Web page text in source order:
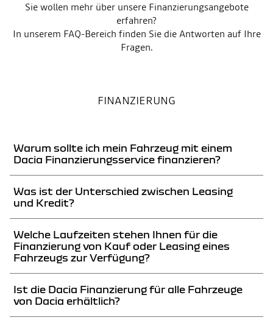
Sie wollen mehr über unsere Finanzierungsangebote
erfahren?
In unserem FAQ-Bereich finden Sie die Antworten auf Ihre
Fragen.
FINANZIERUNG
Warum sollte ich mein Fahrzeug mit einem
Dacia Finanzierungsservice finanzieren?
Mit unseren Krediten und Leasingangeboten bieten wir eine breite
Palette an Finanzierungslösungen für jede Situation an. Besuchen Sie
einen Händler in Ihrer Nähe. Unsere kompetenten Berater helfen Ihnen
Was ist der Unterschied zwischen Leasing
und Kredit?
Mit dem Renault Fahrzeugkredit werden Sie Eigentümer Ihres
Fahrzeuges. Mit einem Leasing zahlen Sie nur für die Nutzung des
Fahrzeuges. Zusätzlich können Sie beim Leasing einen erweiterten
Vertrag abschliessen, der alles abdeckt inklusive Autoversicherung oder
Wartung.
Welche Laufzeiten stehen Ihnen für die
Finanzierung von Kauf oder Leasing eines
Fahrzeugs zur Verfügung?
Bei einem Leasing oder einem klassischen Kredit können Sie eine
Laufzeit von bis zu 60 Monaten wählen.
Ist die Dacia Finanzierung für alle Fahrzeuge
von Dacia erhältlich?